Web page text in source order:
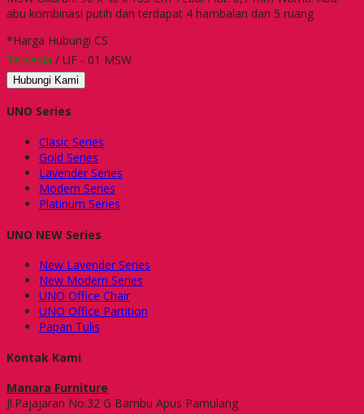
abu kombinasi putih dan terdapat 4 hambalan dan 5 ruang
*Harga Hubungi CS
Tersedia / UF - 01 MSW
Hubungi Kami
UNO Series
Clasic Series
Gold Series
Lavender Series
Modern Series
Platinum Series
UNO NEW Series
New Lavender Series
New Modern Series
UNO Office Chair
UNO Office Partition
Papan Tulis
Kontak Kami
Manara Furniture
Jl.Pajajaran No.32 G Bambu Apus Pamulang